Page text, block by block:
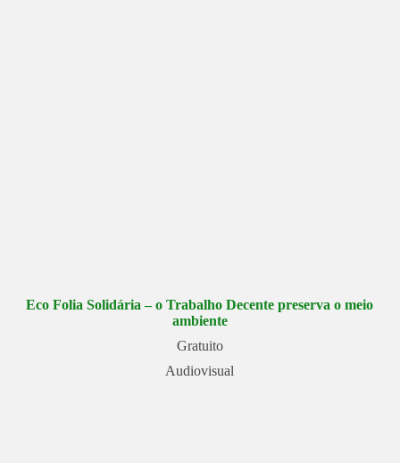
Eco Folia Solidária – o Trabalho Decente preserva o meio
ambiente
Gratuito
Audiovisual